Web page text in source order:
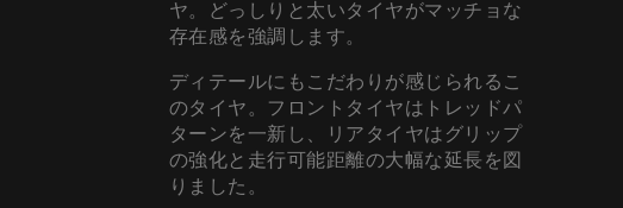
ヤ。どっしりと太いタイヤがマッチョな
存在感を強調します。
ディテールにもこだわりが感じられるこ
のタイヤ。フロントタイヤはトレッドパ
ターンを一新し、リアタイヤはグリップ
の強化と走行可能距離の大幅な延長を図
りました。